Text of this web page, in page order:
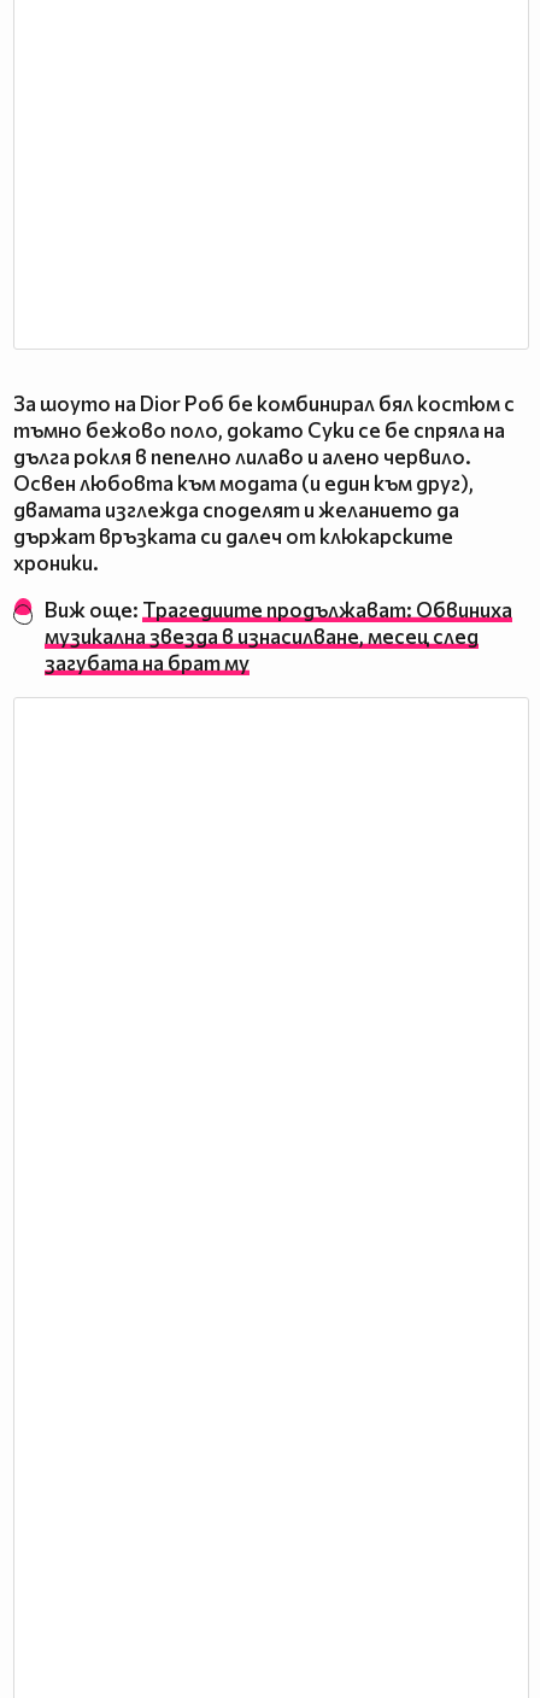
За шоуто на Dior Роб бе комбинирал бял костюм с
тъмно бежово поло, докато Суки се бе спряла на
дълга рокля в пепелно лилаво и алено червило.
Освен любовта към модата (и един към друг),
двамата изглежда споделят и желанието да
държат връзката си далеч от клюкарските
хроники.
Виж още: Трагедиите продължават: Обвиниха
музикална звезда в изнасилване, месец след
загубата на брат му